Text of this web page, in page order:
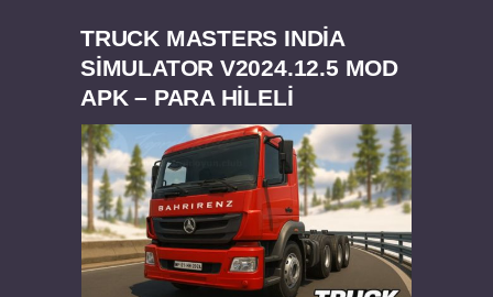
Dream Road Multiplayer v1.4.2 PARA HİLELİ
APK
Felix the Reaper v1.25 FULL APK
TRUCK MASTERS INDIA
SIMULATOR V2024.12.5 MOD
APK – PARA HİLELİ